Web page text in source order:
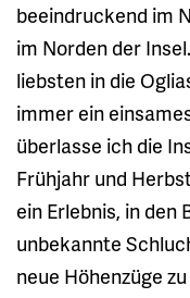
beeindruckend im
im Norden der
liebsten in die
immer ein
überlasse ich die
Frühjahr und
ein Erlebnis, in den
unbekannte
neue Höhenzüge